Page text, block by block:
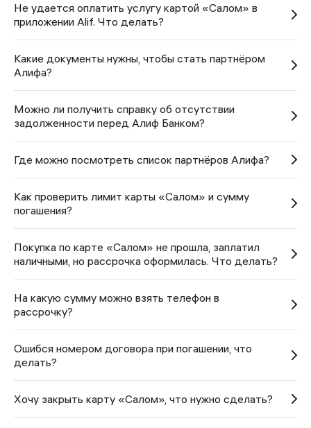
Не удается оплатить услугу картой «Салом» в
приложении Alif. Что делать?
Какие документы нужны, чтобы стать партнёром
Алифа?
Можно ли получить справку об отсутствии
задолженности перед Алиф Банком?
Где можно посмотреть список партнёров Алифа?
Как проверить лимит карты «Салом» и сумму
погашения?
Покупка по карте «Салом» не прошла, заплатил
наличными, но рассрочка оформилась. Что делать?
На какую сумму можно взять телефон в
рассрочку?
Ошибся номером договора при погашении, что
делать?
Хочу закрыть карту «Салом», что нужно сделать?